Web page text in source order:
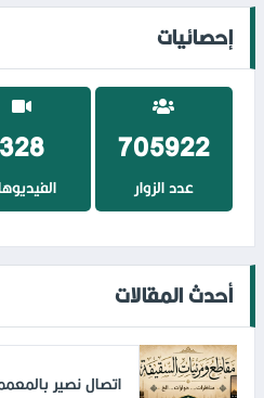
إحصائيات
930587
عدد الزوار
434
أحدث المقالات
اتصال نصير